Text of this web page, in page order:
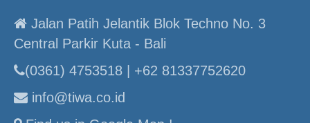
Jalan Patih Jelantik Blok Techno No. 3
Central Parkir Kuta - Bali
(0361) 4753518 | +62 81337752620
info@tiwa.co.id